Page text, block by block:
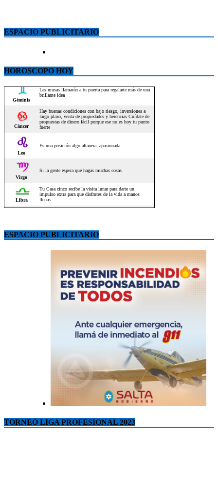
ESPACIO PUBLICITARIO
HOROSCOPO HOY
ESPACIO PUBLICITARIO
TORNEO LIGA PROFESIONAL 2023